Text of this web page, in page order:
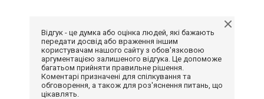
Відгук - це думка або оцінка людей, які бажають
передати досвід або враження іншим
користувачам нашого сайту з обов'язковою
аргументацією залишеного відгука. Це допоможе
багатьом прийняти правильне рішення.
Коментарі призначені для спілкування та
обговорення, а також для роз'яснення питань, що
цікавлять.